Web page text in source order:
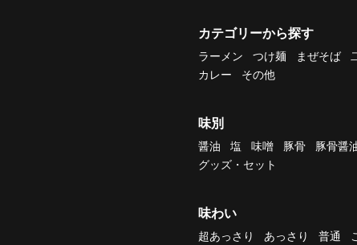
カテゴリーから探す
ラーメン つけ麺 まぜそば
カレー
その他
味別
醤油 塩 味噌 豚骨 豚骨醤
グッズ・セット
味わい
超あっさり あっさり 普通